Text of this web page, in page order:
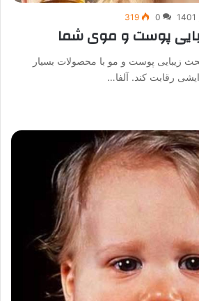
0
319
پوست و موی شما
زیبایی پوست و مو با محصولات بسیار
رقابت کند. آلفا…